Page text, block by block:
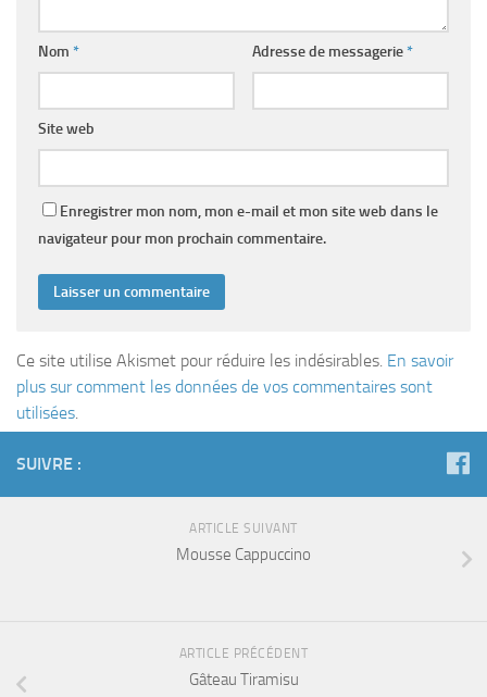
Nom * Adresse de messagerie*
Site web
Enregistrer mon nom, mon e-mail et mon site web dans le
navigateur pour mon prochain commentaire.
Ce site utilise Akismet pour réduire les indésirables. En savoir
plus sur comment les données de vos commentaires sont
utilisées.
SUIVRE :
ARTICLE SUIVANT
Mousse Cappuccino
ARTICLE PRÉCÉDENT
Gâteau Tiramisu